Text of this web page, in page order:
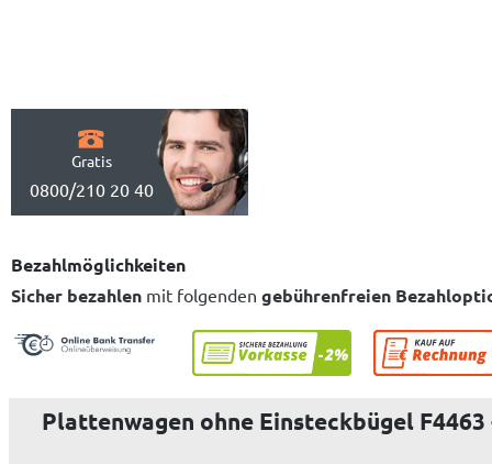
Gratis
0800/210 20 40
Bezahlmöglichkeiten
Sicher bezahlen mit folgenden gebührenfreien
Plattenwagen ohne Einsteckbügel F4463